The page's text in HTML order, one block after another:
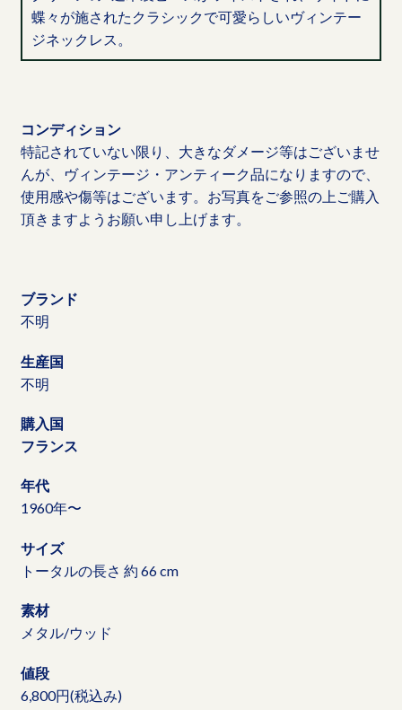
蝶々が施されたクラシックで可愛らしいヴィンテー
ジネックレス。
コンディション
特記されていない限り、大きなダメージ等はございませ
んが、ヴィンテージ・アンティーク品になりますので、
使用感や傷等はございます。お写真をご参照の上ご購入
頂きますようお願い申し上げます。
ブランド
不明
生産国
不明
購入国
フランス
年代
1960年〜
サイズ
トータルの長さ 約 66 cm
素材
メタル/ウッド
値段
6,800円(税込み)